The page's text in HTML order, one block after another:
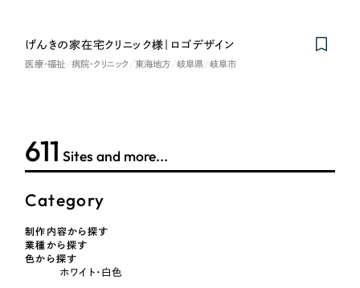
611 Sites and more...
Category
制作内容から探す
業種から探す
色から探す
ホワイト・白色
げんきの家在宅クリニック様｜ロゴデザイン
医療・福祉 病院・クリニック 東海地方 岐阜県 岐阜市